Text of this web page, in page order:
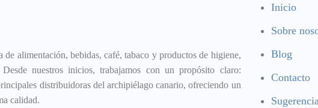
de alimentación, bebidas, café, tabaco y productos de higiene,
nuestros inicios, trabajamos con un propósito claro:
distribuidoras del archipiélago canario, ofreciendo un
calidad.
Inicio
Sobre
Blog
Contacto